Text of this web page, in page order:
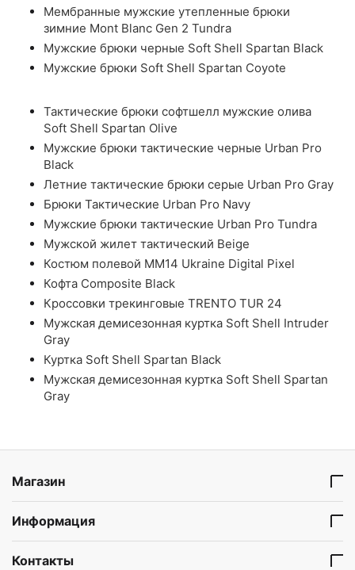
Мембранные мужские утепленные брюки
зимние Mont Blanc Gen 2 Tundra
Мужские брюки черные Soft Shell Spartan Black
Мужские брюки Soft Shell Spartan Coyote
Тактические брюки софтшелл мужские олива
Soft Shell Spartan Olive
Мужские брюки тактические черные Urban Pro
Black
Летние тактические брюки серые Urban Pro Gray
Брюки Тактические Urban Pro Navy
Мужские брюки тактические Urban Pro Tundra
Мужской жилет тактический Beige
Костюм полевой ММ14 Ukraine Digital Pixel
Кофта Composite Black
Кроссовки трекинговые TRENTO TUR 24
Мужская демисезонная куртка Soft Shell Intruder
Gray
Куртка Soft Shell Spartan Black
Мужская демисезонная куртка Soft Shell Spartan
Gray
Магазин
Информация
Контакты